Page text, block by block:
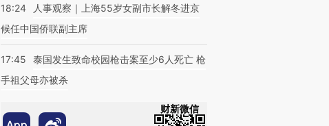
18:24
人事观察｜上海55岁女副市长解冬进京
候任中国侨联副主席
17:45
泰国发生致命校园枪击案至少6人死亡 枪
手祖父母亦被杀
财新微信